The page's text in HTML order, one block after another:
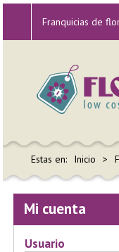
Franquicias de
Estas en: Inicio
Mi cuenta
Usuario